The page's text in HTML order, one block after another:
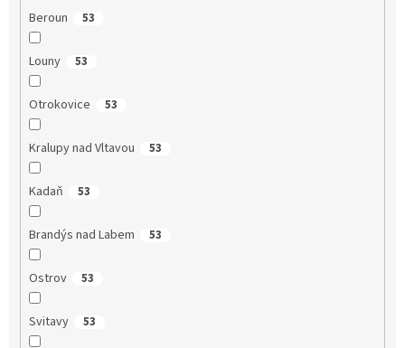
Beroun 53
Louny 53
Otrokovice 53
Kralupy nad Vltavou 53
Kadaň 53
Brandýs nad Labem 53
Ostrov 53
Svitavy 53